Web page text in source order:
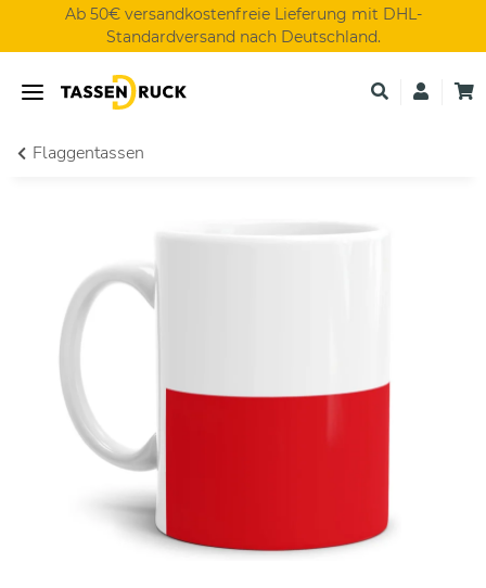
Ab 50€ versandkostenfreie Lieferung mit DHL-
Standardversand nach Deutschland.
Flaggentassen